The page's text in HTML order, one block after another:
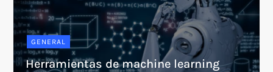
GENERAL
Herramientas de machine learning